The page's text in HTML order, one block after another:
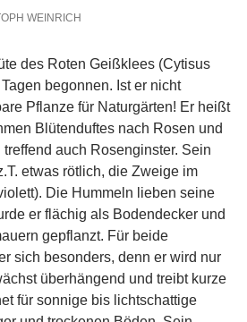
WEINRICH
des Roten Geißklees (Cytisus
begonnen. Ist er nicht
Pflanze für Naturgärten! Er heißt
Blütenduftes nach Rosen und
auch Rosenginster. Sein
etwas rötlich, die Zweige im
Die Hummeln lieben seine
er flächig als Bodendecker und
gepflanzt. Für beide
sich besonders, denn er wird nur
überhängend und treibt kurze
für sonnige bis lichtschattige